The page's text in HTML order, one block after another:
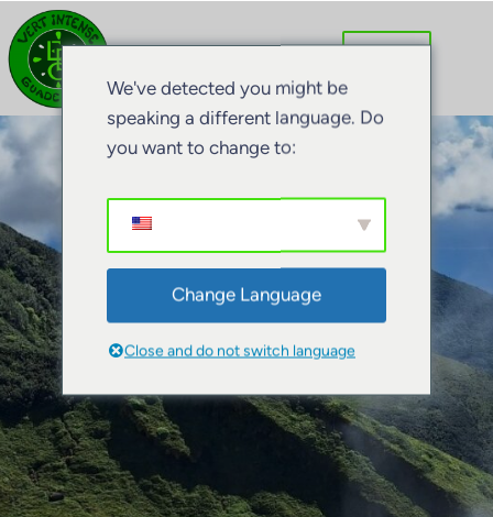
We've detected you might be
speaking a different language. Do
you want to change to:
Change Language
Close and do not switch language